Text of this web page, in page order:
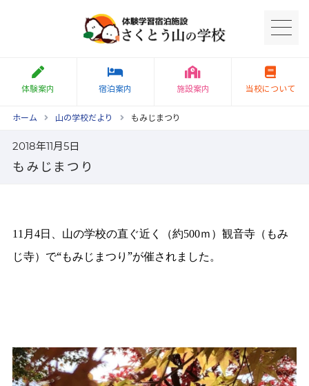
体験案内 宿泊案内 施設案内 当校について
ホーム 山の学校だより もみじまつり
2018年11月5日
もみじまつり
11 月4日、山の学校の直ぐ近く（約500ｍ）観音寺（もみ
じ寺）で“もみじまつり”が催されました。